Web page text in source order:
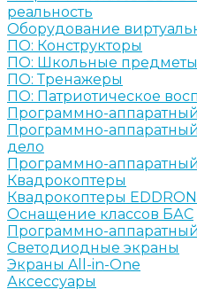
реальность
Оборудование
ПО: Конструкторы
ПО: Школьные предметы
ПО: Тренажеры
ПО: Патриотическое
Программно-
Программно-
дело
Программно-
Квадрокоптеры
Квадрокоптеры EDDRON
Оснащение классов БАС
Программно-
Светодиодные экраны
Экраны All-in-One
Аксессуары